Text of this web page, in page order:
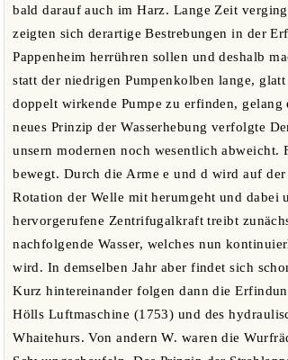
bald darauf auch im Harz. Lange Zeit
zeigten sich derartige Bestrebungen in der
Pappenheim herrühren sollen und deshalb
statt der niedrigen Pumpenkolben lange,
doppelt wirkende Pumpe zu erfinden,
neues Prinzip der Wasserhebung verfolgte
unsern modernen noch wesentlich
bewegt. Durch die Arme e und d wird auf
Rotation der Welle mit herumgeht und dabei
hervorgerufene Zentrifugalkraft treibt
nachfolgende Wasser, welches nun
wird. In demselben Jahr aber findet sich
Kurz hintereinander folgen dann die
Hölls Luftmaschine (1753) und des
Whaitehurs. Von andern W. waren die